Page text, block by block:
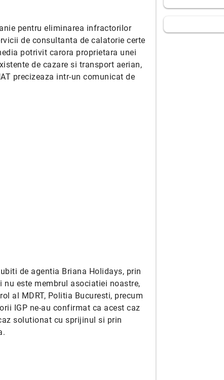
pentru eliminarea infractorilor
de consultanta de calatorie certe
potrivit carora proprietara unei
de cazare si transport aerian,
precizeaza intr-un comunicat de
de agentia Briana Holidays, prin
este membrul asociatiei noastre,
al MDRT, Politia Bucuresti, precum
IGP ne-au confirmat ca acest caz
solutionat cu sprijinul si prin